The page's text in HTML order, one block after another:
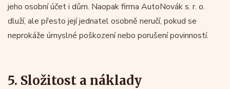
jeho osobní účet i dům. Naopak firma AutoNovák s. r. o.
dluží, ale přesto její jednatel osobně neručí, pokud se
neprokáže úmyslné poškození nebo porušení povinností.
5. Složitost a náklady